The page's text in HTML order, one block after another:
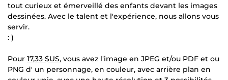
tout curieux et émerveillé des enfants devant les images
dessinées. Avec le talent et l'expérience, nous allons vous
servir.
: )
Pour 17,33 $US, vous avez l'image en JPEG et/ou PDF et ou
PNG d' un personnage, en couleur, avec arrière plan en